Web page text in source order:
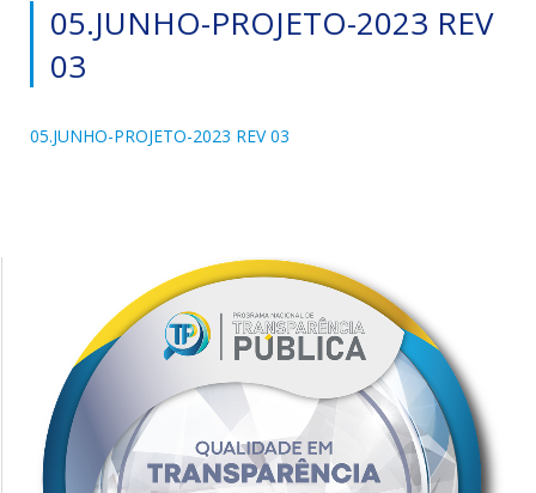
05.JUNHO-PROJETO-2023 REV
03
05.JUNHO-PROJETO-2023 REV 03